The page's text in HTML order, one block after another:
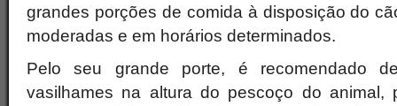
grandes porções de comida à disposição do
moderadas e em horários determinados.
Pelo seu grande porte, é recomendado
vasilhames na altura do pescoço do animal,